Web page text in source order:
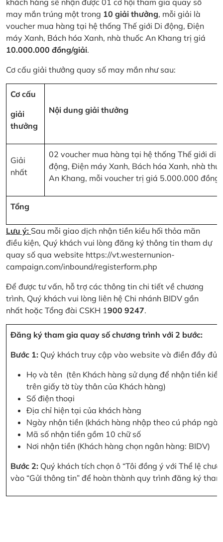
khách hàng sẽ nhận được 01 cơ hội tham gia quay số
may mắn trúng một trong 10 giải thưởng, mỗi giải là
voucher mua hàng tại hệ thống Thế giới Di động, Điện
máy Xanh, Bách hóa Xanh, nhà thuốc An Khang trị giá
10.000.000 đồng/giải.
Cơ cấu giải thưởng quay số may mắn như sau:
Cơ cấu
giải
thưởng
Nội dung giải thưởng
Giải
nhất
02 voucher mua hàng tại hệ thống Thế giới di
động, Điện máy Xanh, Bách hóa Xanh, nhà
An Khang, mỗi voucher trị giá 5.000.000 đồng
Tổng
Lưu ý: Sau mỗi giao dịch nhận tiền kiều hối thỏa mãn
điều kiện, Quý khách vui lòng đăng ký thông tin tham dự
quay số qua website https://vt.westernunion-
campaign.com/inbound/registerform.php
Để được tư vấn, hỗ trợ các thông tin chi tiết về chương
trình, Quý khách vui lòng liên hệ Chi nhánh BIDV gần
nhất hoặc Tổng đài CSKH 1900 9247.
Đăng ký tham gia quay số chương trình với 2 bước:
Bước 1: Quý khách truy cập vào website và điền đầy đủ
Họ và tên (tên Khách hàng sử dụng để nhận tiền
trên giấy tờ tùy thân của Khách hàng)
Số điện thoại
Địa chỉ hiện tại của khách hàng
Ngày nhận tiền (khách hàng nhập theo cú pháp
Mã số nhận tiền gồm 10 chữ số
Nơi nhận tiền (Khách hàng chọn ngân hàng: BIDV)
Bước 2: Quý khách tích chọn ô “Tôi đồng ý với Thể lệ
vào “Gửi thông tin” để hoàn thành quy trình đăng ký